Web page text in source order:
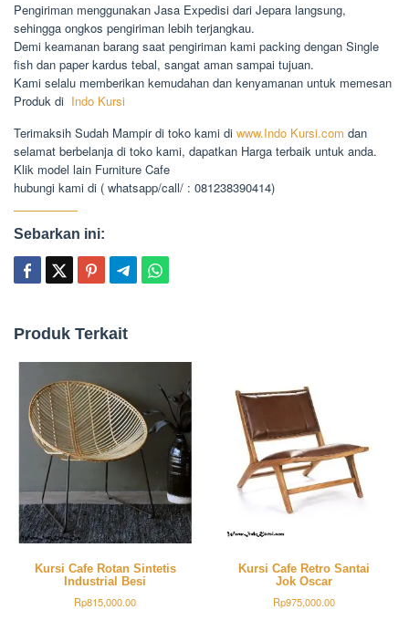
Pengiriman menggunakan Jasa Expedisi dari Jepara langsung,
sehingga ongkos pengiriman lebih terjangkau.
Demi keamanan barang saat pengiriman kami packing dengan Single
fish dan paper kardus tebal, sangat aman sampai tujuan.
Kami selalu memberikan kemudahan dan kenyamanan untuk memesan
Produk di Indo Kursi
Terimaksih Sudah Mampir di toko kami di www.Indo Kursi.com dan
selamat berbelanja di toko kami, dapatkan Harga terbaik untuk anda.
Klik model lain Furniture Cafe
hubungi kami di ( whatsapp/call/ : 081238390414)
Sebarkan ini:
Produk Terkait
Kursi Cafe Rotan Sintetis
Industrial Besi
Rp815,000.00
Kursi Cafe Retro Santai
Jok Oscar
Rp975,000.00